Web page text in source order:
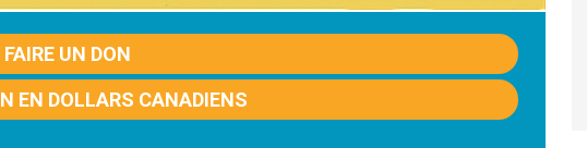
FAIRE UN DON
EN DOLLARS CANADIENS